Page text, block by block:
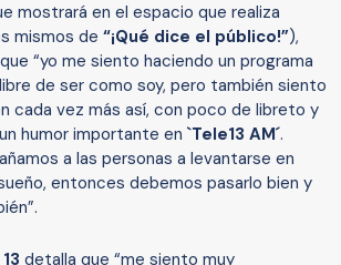
mostrará en el espacio que realiza
mismos de “¡Qué dice el público!”),
“yo me siento haciendo un programa
de ser como soy, pero también siento
cada vez más así, con poco de libreto y
humor importante en `Tele13 AM´.
a las personas a levantarse en
entonces debemos pasarlo bien y
detalla que “me siento muy